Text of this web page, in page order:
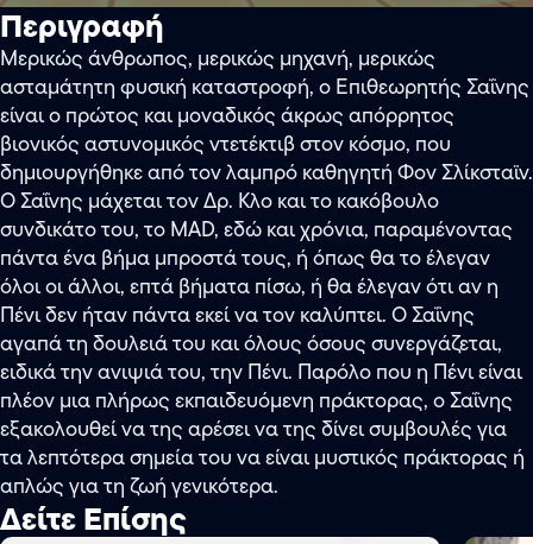
Περιγραφή
Μερικώς άνθρωπος, μερικώς μηχανή, μερικώς
ασταμάτητη φυσική καταστροφή, ο Επιθεωρητής Σαΐνης
είναι ο πρώτος και μοναδικός άκρως απόρρητος
βιονικός αστυνομικός ντετέκτιβ στον κόσμο, που
δημιουργήθηκε από τον λαμπρό καθηγητή Φον Σλίκσταϊν.
Ο Σαΐνης μάχεται τον Δρ. Κλο και το κακόβουλο
συνδικάτο του, το MAD, εδώ και χρόνια, παραμένοντας
πάντα ένα βήμα μπροστά τους, ή όπως θα το έλεγαν
όλοι οι άλλοι, επτά βήματα πίσω, ή θα έλεγαν ότι αν η
Πένι δεν ήταν πάντα εκεί να τον καλύπτει. Ο Σαΐνης
αγαπά τη δουλειά του και όλους όσους συνεργάζεται,
ειδικά την ανιψιά του, την Πένι. Παρόλο που η Πένι είναι
πλέον μια πλήρως εκπαιδευόμενη πράκτορας, ο Σαΐνης
εξακολουθεί να της αρέσει να της δίνει συμβουλές για
τα λεπτότερα σημεία του να είναι μυστικός πράκτορας ή
απλώς για τη ζωή γενικότερα.
Δείτε Επίσης